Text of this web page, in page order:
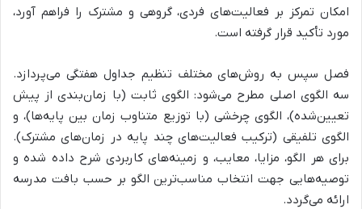
امکان تمرکز بر فعالیت‌های فردی، گروهی و مشترک را فراهم آورد،
مورد تأکید قرار گرفته است.
فصل سپس به روش‌های مختلف تنظیم جداول هفتگی می‌پردازد.
سه الگوی اصلی مطرح می‌شود: الگوی ثابت (با زمان‌بندی از پیش
تعیین‌شده)، الگوی چرخشی (با توزیع متناوب زمان بین پایه‌ها)، و
الگوی تلفیقی (ترکیب فعالیت‌های چند پایه در زمان‌های مشترک).
برای هر الگو، مزایا، معایب، و زمینه‌های کاربردی شرح داده شده و
توصیه‌هایی جهت انتخاب مناسب‌ترین الگو بر حسب بافت مدرسه
ارائه می‌گردد.